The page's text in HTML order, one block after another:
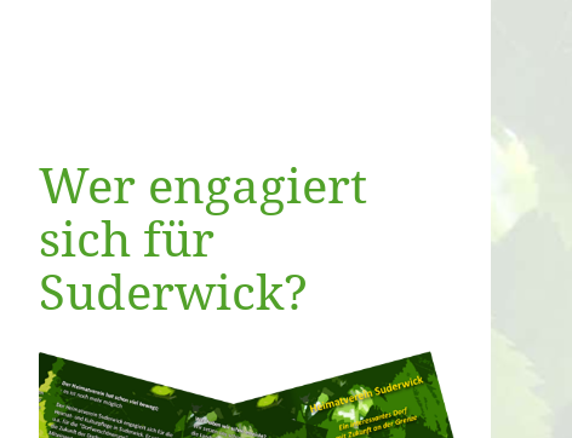
Wer engagiert
sich für
Suderwick?